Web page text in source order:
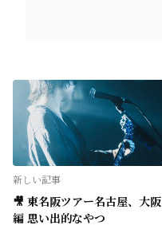
新しい記事
🎥 東名阪ツアー名古屋、大阪
編 思い出的なやつ